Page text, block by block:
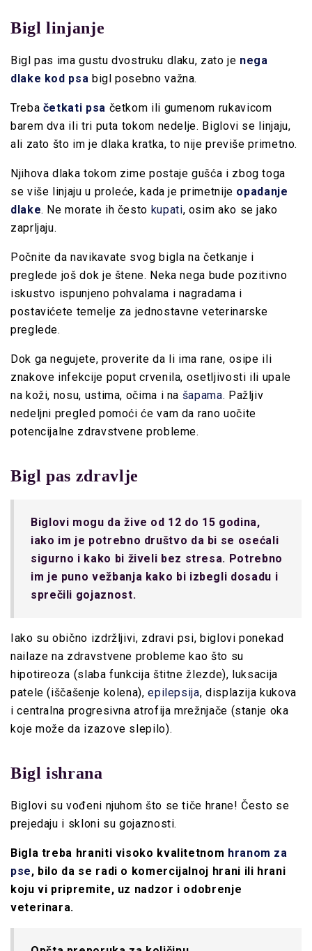
Bigl linjanje
Bigl pas ima gustu dvostruku dlaku, zato je nega
dlake kod psa bigl posebno važna.
Treba četkati psa četkom ili gumenom rukavicom
barem dva ili tri puta tokom nedelje. Biglovi se linjaju,
ali zato što im je dlaka kratka, to nije previše primetno.
Njihova dlaka tokom zime postaje gušća i zbog toga
se više linjaju u proleće, kada je primetnije opadanje
dlake. Ne morate ih često kupati, osim ako se jako
zaprljaju.
Počnite da navikavate svog bigla načetkanje i
preglede još dok je štene. Neka nega bude pozitivno
iskustvo ispunjeno pohvalama i nagradama i
postavićete temelje za jednostavne veterinarske
preglede.
Dok ga negujete, proverite da li ima rane, osipe ili
znakove infekcije poput crvenila, osetljivosti ili upale
na koži, nosu, ustima, očima i na šapama. Pažljiv
nedeljni pregled pomoći će vam da rano uočite
potencijalne zdravstvene probleme.
Bigl pas zdravlje
Biglovi mogu da žive od 12 do 15 godina,
iako im je potrebno društvo da bi se osećali
sigurno i kako bi živeli bez stresa. Potrebno
im je puno vežbanja kako bi izbegli dosadu i
sprečili gojaznost.
Iako su obično izdržljivi, zdravi psi, biglovi ponekad
nailaze na zdravstvene probleme kao što su
hipotireoza (slaba funkcija štitne žlezde), luksacija
patele (iščašenje kolena),epilepsija, displazija kukova
i centralna progresivna atrofija mrežnjače (stanje oka
koje može da izazove slepilo).
Bigl ishrana
Biglovi su vođeni njuhom što se tiče hrane! Često se
prejedaju i skloni su gojaznosti.
Bigla treba hraniti visoko kvalitetnom hranom za
pse, bilo da se radi o komercijalnoj hrani ili hrani
koju vi pripremite, uz nadzor i odobrenje
veterinara.